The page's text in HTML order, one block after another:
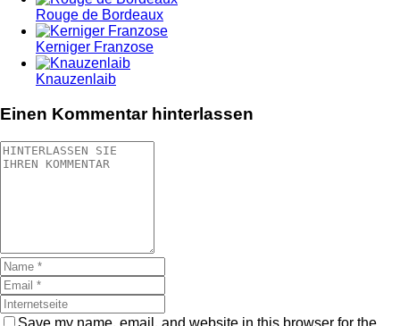
Rouge de Bordeaux
Kerniger Franzose
Knauzenlaib
Einen Kommentar hinterlassen
Save my name, email, and website in this browser for the